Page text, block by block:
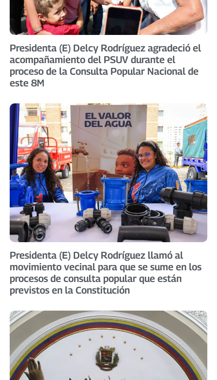
Presidenta (E) Delcy Rodríguez agradeció el
acompañamiento del PSUV durante el
proceso de la Consulta Popular Nacional de
este 8M
Presidenta (E) Delcy Rodríguez llamó al
movimiento vecinal para que se sume en los
procesos de consulta popular que están
previstos en la Constitución